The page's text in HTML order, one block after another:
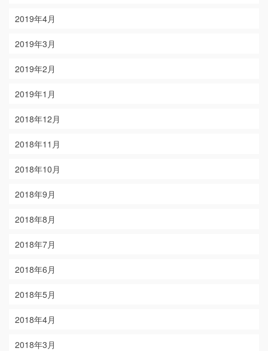
2019年4月
2019年3月
2019年2月
2019年1月
2018年12月
2018年11月
2018年10月
2018年9月
2018年8月
2018年7月
2018年6月
2018年5月
2018年4月
2018年3月